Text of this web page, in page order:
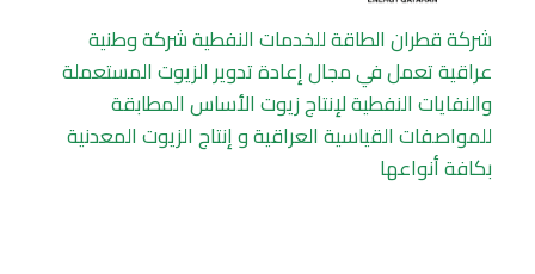
شركة قطران الطاقة للخدمات النفطية شركة وطنية
عراقية تعمل في مجال إعادة تدوير الزيوت المستعملة
والنفايات النفطية لإنتاج زيوت الأساس المطابقة
للمواصفات القياسية العراقية و إنتاج الزيوت المعدنية
بكافة أنواعها